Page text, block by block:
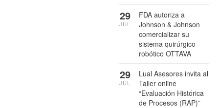
FDA autoriza a
Johnson & Johnson
comercializar su
sistema quirúrgico
robótico OTTAVA
29
JUL
Lual Asesores invita al
Taller online
“Evaluación Histórica
de Procesos (RAP)”
29
JUL